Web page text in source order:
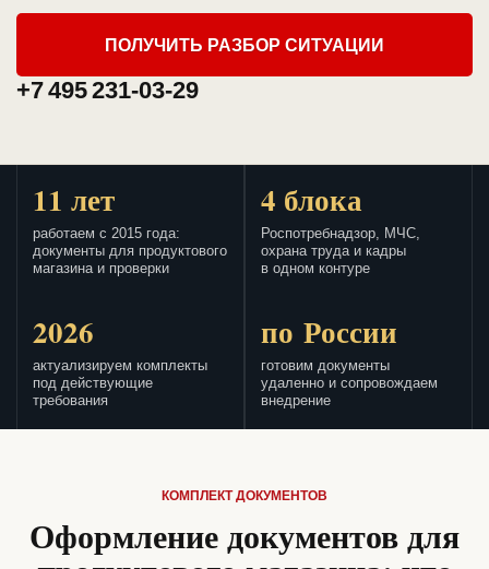
ПОЛУЧИТЬ РАЗБОР СИТУАЦИИ
+7 495 231-03-29
11 лет
работаем с 2015 года:
документы для продуктового
магазина и проверки
4 блока
Роспотребнадзор, МЧС,
охрана труда и кадры
в одном контуре
2026
актуализируем комплекты
под действующие
требования
по России
готовим документы
удаленно и сопровождаем
внедрение
КОМПЛЕКТ ДОКУМЕНТОВ
Оформление документов для